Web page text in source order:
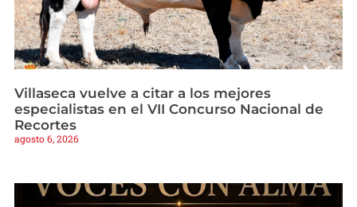
Villaseca vuelve a citar a los mejores
especialistas en el VII Concurso Nacional de
Recortes
agosto 6, 2026